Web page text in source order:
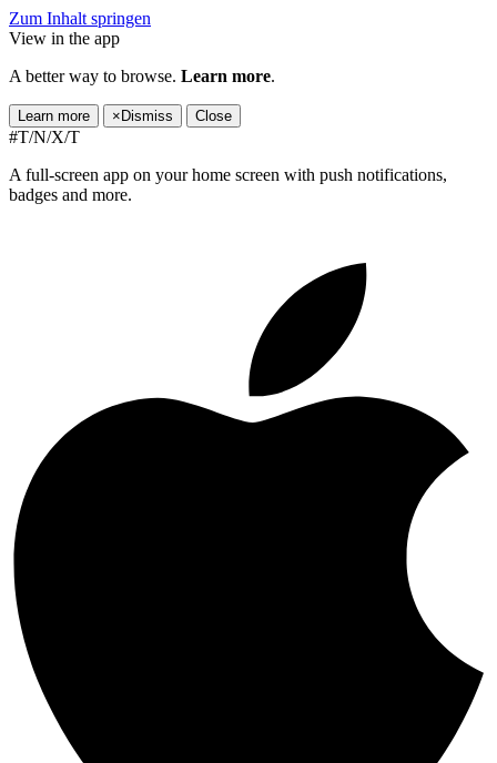
Zum Inhalt springen
View in the app
A better way to browse. Learn more.
Learn more × Dismiss Close
#T/N/X/T
A full-screen app on your home screen with push notifications,
badges and more.